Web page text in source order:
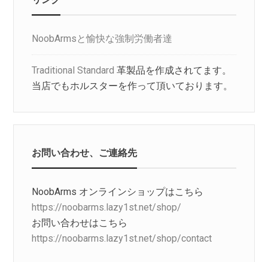
NoobArmsと愉快な強制労働者達
Traditional Standard 革製品を作成されてます。
当店でもホルスターを作って頂いております。
お問い合わせ、ご連絡先
NoobArms オンラインショップはこちら
https://noobarms.lazy1st.net/shop/
お問い合わせはこちら
https://noobarms.lazy1st.net/shop/contact